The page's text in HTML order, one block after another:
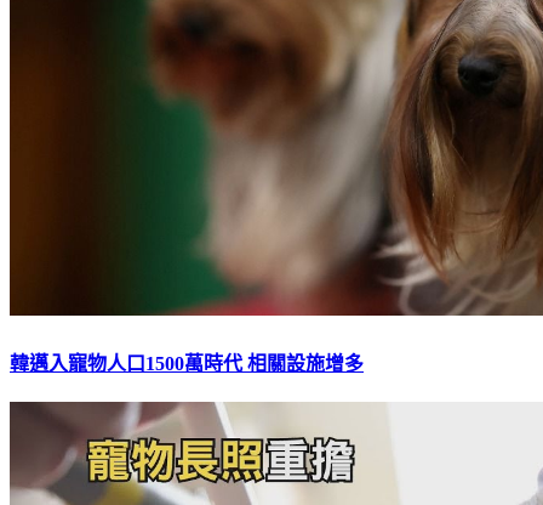
韓邁入寵物人口1500萬時代 相關設施增多